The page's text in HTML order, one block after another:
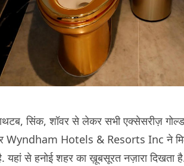
सिंक, शॉवर से लेकर सभी एक्सेसरीज़
Hotels & Resorts Inc ने मिल
यहां से हनोई शहर का ख़ूबसूरत नज़ारा दिखता